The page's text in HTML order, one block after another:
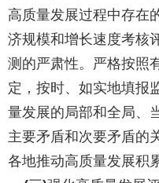
高质量发展过程中存在
济规模和增长速度考核
测的严肃性。严格按照
定，按时、如实地填报
量发展的局部和全局、
主要矛盾和次要矛盾的
各地推动高质量发展积